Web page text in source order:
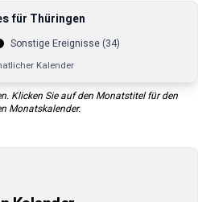
für Thüringen
Sonstige Ereignisse (34)
Kalender
. Klicken Sie auf den Monatstitel für den
Monatskalender.